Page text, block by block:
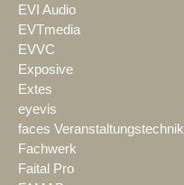
EVI Audio
EVTmedia
EVVC
Exposive
Extes
eyevis
faces Veranstaltungstechnik
Fachwerk
Faital Pro